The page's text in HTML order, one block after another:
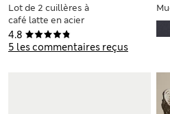
4.8
5 les commentaires reçus
Lot de 2 cuillères à
café latte en acier
inoxydable